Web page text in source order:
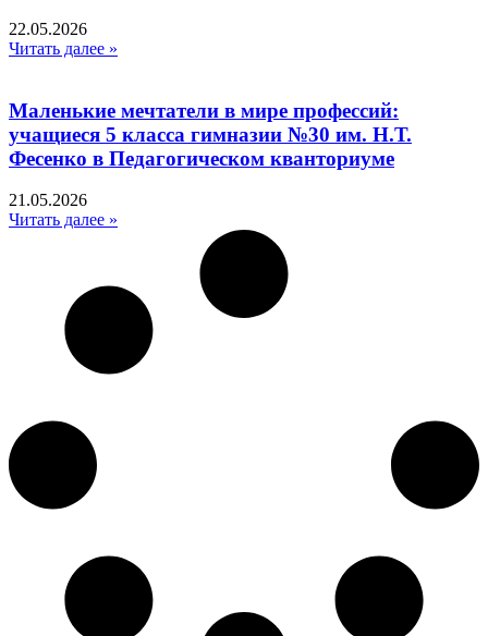
22.05.2026
Читать далее »
Маленькие мечтатели в мире профессий:
учащиеся 5 класса гимназии №30 им. Н.Т.
Фесенко в Педагогическом кванториуме
21.05.2026
Читать далее »